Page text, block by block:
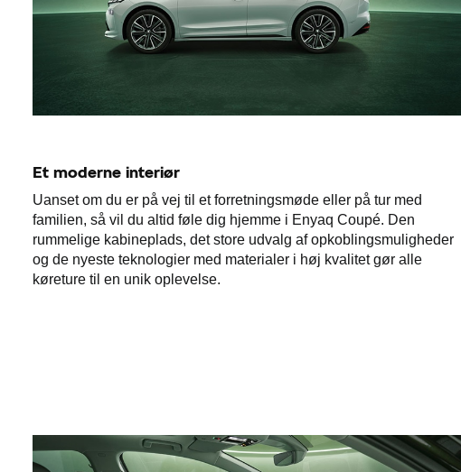
Et moderne interiør
Uanset om du er på vej til et forretningsmøde eller på tur med
familien, så vil du altid føle dig hjemme i Enyaq Coupé. Den
rummelige kabineplads, det store udvalg af opkoblingsmuligheder
og de nyeste teknologier med materialer i høj kvalitet gør alle
køreture til en unik oplevelse.